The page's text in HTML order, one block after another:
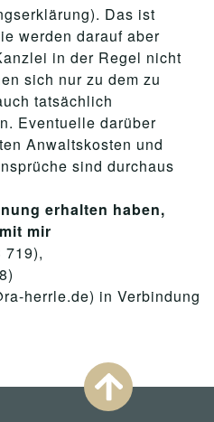
Das ist
werden darauf aber
in der Regel nicht
sich nur zu dem zu
tatsächlich
Eventuelle darüber
Anwaltskosten und
sind durchaus
erhalten haben,
mir
719),
herrle.de) in Verbindung